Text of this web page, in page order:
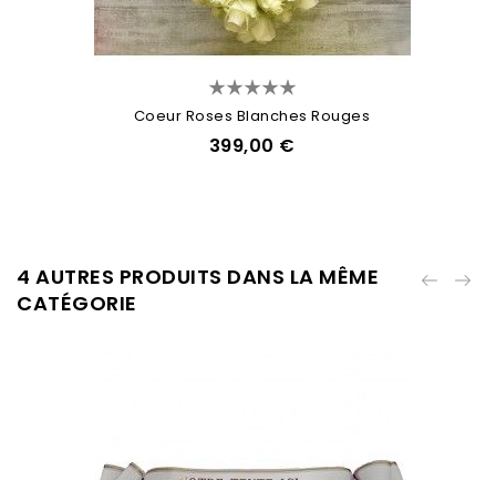
Coeur Roses Blanches Rouges
399,00 €
4 AUTRES PRODUITS DANS LA MÊME
CATÉGORIE